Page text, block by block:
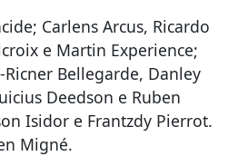
Carlens Arcus, Ricardo
e Martin Experience;
Ricner Bellegarde, Danley
Deedson e Ruben
Isidor e Frantzdy Pierrot.
Migné.